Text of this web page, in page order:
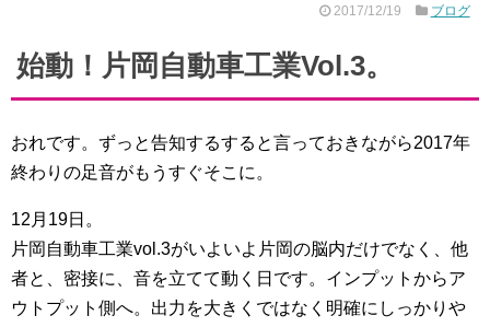
2017/12/19 ブログ
始動！片岡自動車工業Vol.3。
おれです。ずっと告知するすると言っておきながら2017年
終わりの足音がもうすぐそこに。
12月19日。
片岡自動車工業vol.3がいよいよ片岡の脳内だけでなく、他
者と、密接に、音を立てて動く日です。インプットからア
ウトプット側へ。出力を大きくではなく明確にしっかりや